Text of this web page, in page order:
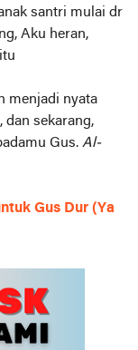
santri mulai dr
Aku heran,
menjadi nyata
dan sekarang,
Gus. Al-
Gus Dur (Ya